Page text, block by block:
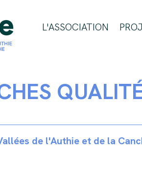
L'ASSOCIATION
Vallées de l'Authie et de la